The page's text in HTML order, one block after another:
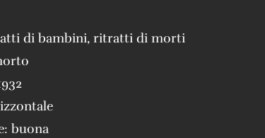
di bambini, ritratti di morti
buona